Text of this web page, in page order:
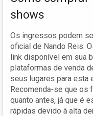
shows
Os ingressos podem
oficial de Nando Reis.
link disponível em sua
plataformas de venda
seus lugares para esta
Recomenda-se que os
quanto antes, já que é
rápidas devido à alta